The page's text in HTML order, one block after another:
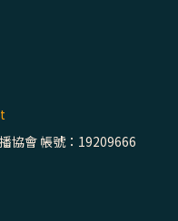
協會 帳號：19209666